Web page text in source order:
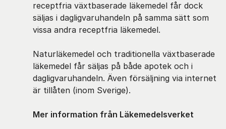
receptfria växtbaserade läkemedel får dock
säljas i dagligvaruhandeln på samma sätt som
vissa andra receptfria läkemedel.
Naturläkemedel och traditionella växtbaserade
läkemedel får säljas på både apotek och i
dagligvaruhandeln. Även försäljning via internet
är tillåten (inom Sverige).
Mer information från Läkemedelsverket